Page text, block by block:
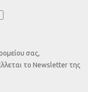
σας,
το Newsletter της